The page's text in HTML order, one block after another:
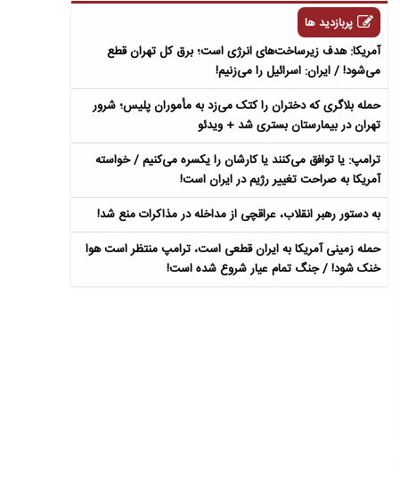
پربازدید ها
آمریکا: هدف زیرساخت‌های انرژی است؛ برق کل تهران قطع
می‌شود! / ایران: اسرائیل را می‌زنیم!
حمله بلاگری که دختران را کتک می‌زد به مأموران پلیس؛ شرور
تهران در بیمارستان بستری شد + ویدئو
ترامپ: یا توافق می‌کنند یا کارشان را یکسره می‌کنیم / خواسته
آمریکا به صراحت تغییر رژیم در ایران است!
به دستور رهبر انقلاب، عراقچی از مداخله در مذاکرات منع شد!
حمله زمینی آمریکا به ایران قطعی است، ترامپ منتظر است هوا
خنک شود! / جنگ تمام عیار شروع شده است!